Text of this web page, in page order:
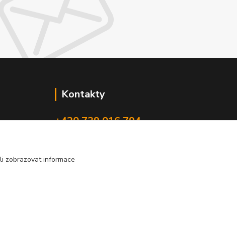
Kontakty
+420 739 016 794
zobrazovat informace